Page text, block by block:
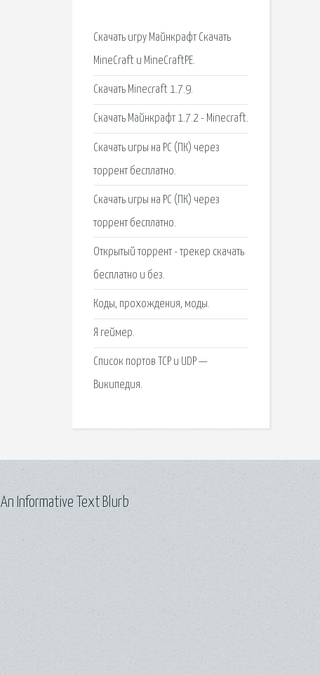
Скачать игру Майнкрафт Скачать
MineCraft и MineCraftPE.
Скачать Minecraft 1.7.9.
Скачать Майнкрафт 1.7.2 - Minecraft.
Скачать игры на PC (ПК) через
торрент бесплатно.
Скачать игры на PC (ПК) через
торрент бесплатно.
Открытый торрент - трекер скачать
бесплатно и без.
Коды, прохождения, моды.
Я геймер.
Список портов TCP и UDP —
Википедия.
An Informative Text Blurb